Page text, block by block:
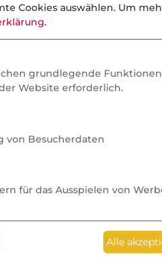
Cookies auswählen. Um
.
grundlegende
Website erforderlich.
von Besucherdaten
für das Ausspielen von
Alle